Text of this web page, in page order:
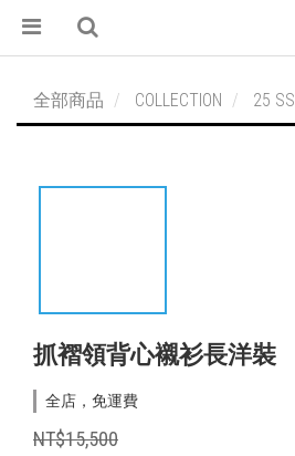
全部商品 COLLECTION 25 SS
抓褶領背心襯衫長洋裝
全店，免運費
NT$15,500